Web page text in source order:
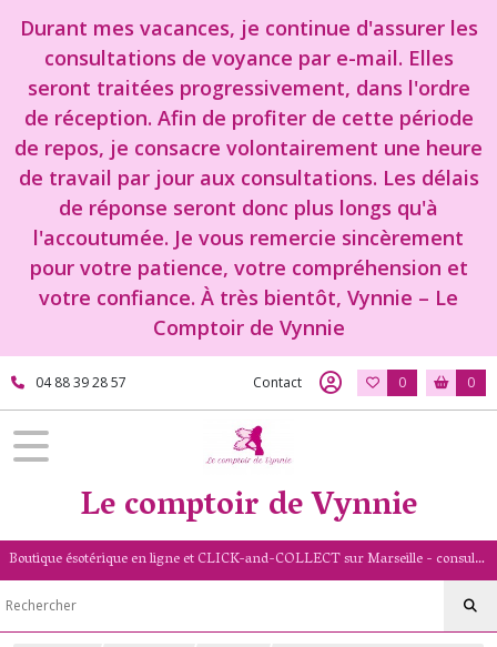
Durant mes vacances, je continue d'assurer les
consultations de voyance par e-mail. Elles
seront traitées progressivement, dans l'ordre
de réception. Afin de profiter de cette période
de repos, je consacre volontairement une heure
de travail par jour aux consultations. Les délais
de réponse seront donc plus longs qu'à
l'accoutumée. Je vous remercie sincèrement
pour votre patience, votre compréhension et
votre confiance. À très bientôt, Vynnie – Le
Comptoir de Vynnie
04 88 39 28 57 Contact 0 0
Le comptoir de Vynnie
Boutique ésotérique en ligne et CLICK-and-COLLECT sur Marseille - consultation de voyance par mail - livret numérologique (13/PACA)